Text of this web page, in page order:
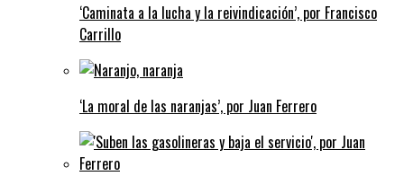
‘Caminata a la lucha y la reivindicación’, por Francisco
Carrillo
‘La moral de las naranjas’, por Juan Ferrero